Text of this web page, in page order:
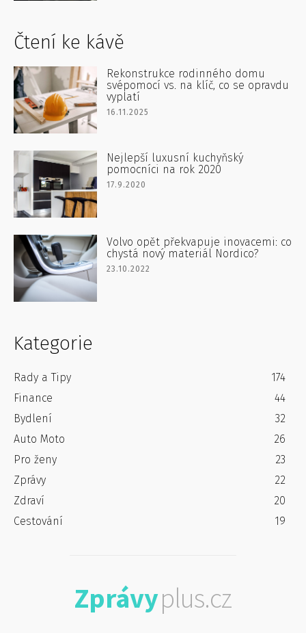
Čtení ke kávě
Rekonstrukce rodinného domu
svépomocí vs. na klíč, co se opravdu
vyplatí
16.11.2025
Nejlepší luxusní kuchyňský
pomocníci na rok 2020
17.9.2020
Volvo opět překvapuje inovacemi: co
chystá nový materiál Nordico?
23.10.2022
Kategorie
Rady a Tipy
174
Finance
44
Bydlení
32
Auto Moto
26
Pro ženy
23
Zprávy
22
Zdraví
20
Cestování
19
Zprávyplus.cz